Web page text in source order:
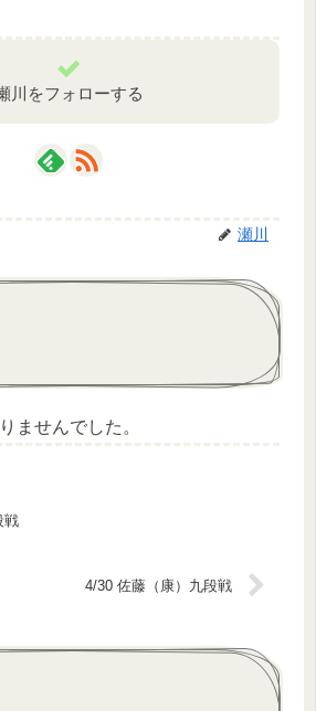
川をフォローする
瀬川
ませんでした。
戦
4/30 佐藤（康）九段戦